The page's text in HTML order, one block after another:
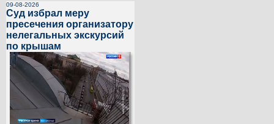
09-08-2026
Суд избрал меру
пресечения организатору
нелегальных экскурсий
по крышам